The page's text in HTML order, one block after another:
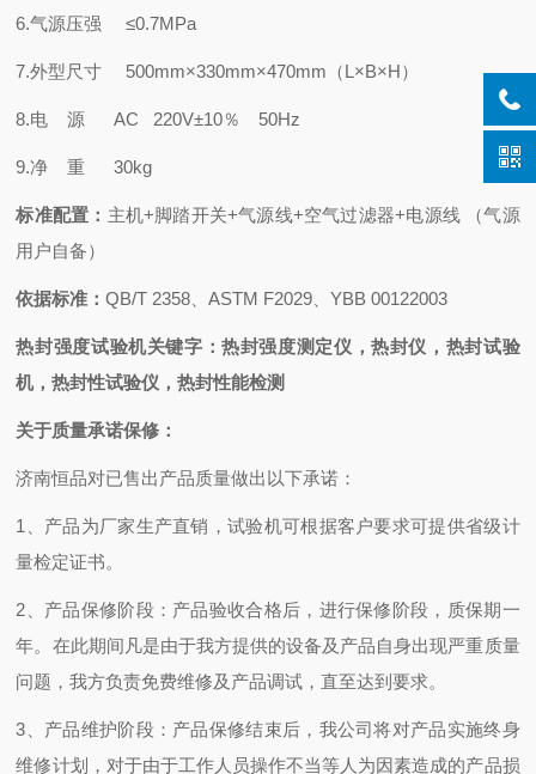
6.气源压强 ≤0.7MPa
7.外型尺寸 500mm×330mm×470mm（L×B×H）
8.电 源 AC 220V±10％ 50Hz
9.净 重 30kg
标准配置： 主机+脚踏开关+气源线+空气过滤器+电源线 （气源
用户自备）
依据标准：QB/T 2358、ASTM F2029、YBB 00122003
热封强度试验机关键字：热封强度测定仪，热封仪，热封试验
机，热封性试验仪，热封性能检测
关于质量承诺保修：
济南恒品对已售出产品质量做出以下承诺：
1、产品为厂家生产直销，试验机可根据客户要求可提供省级计
量检定证书。
2、产品保修阶段：产品验收合格后，进行保修阶段 ，质保期一
年。在此期间凡是由于我方提供的设备及产品自身出现严重质量
问题，我方负责免费维修及产品调试，直至达到要求。
3、产品维护阶段：产品保修结束后，我公司将对产品实施终身
维修计划，对于由于工作人员操作不当等人为因素造成的产品损